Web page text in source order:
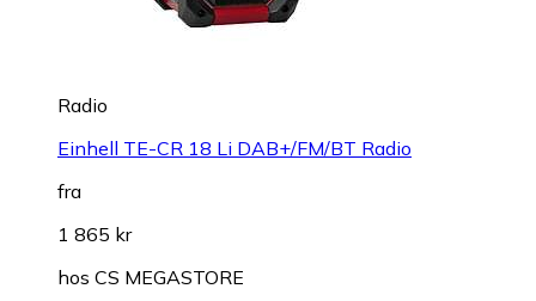
Radio
Einhell TE-CR 18 Li DAB+/FM/BT Radio
fra
1 865 kr
hos CS MEGASTORE